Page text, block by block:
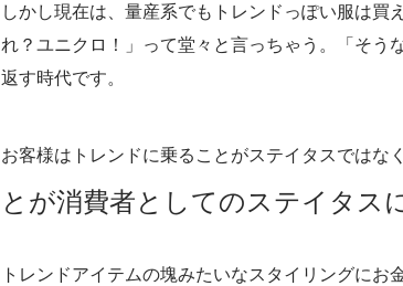
しかし現在は、量産系でもトレンドっぽい服は買
れ？ユニクロ！」って堂々と言っちゃう。「そう
返す時代です。
お客様はトレンドに乗ることがステイタスではなく
とが消費者としてのステイタス
トレンドアイテムの塊みたいなスタイリングに